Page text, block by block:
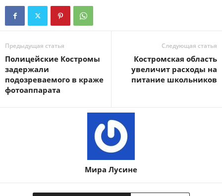
Предыдущая статья
Полицейские Костромы
задержали
подозреваемого в краже
фотоаппарата
Следующая статья
Костромская область
увеличит расходы на
питание школьников
Мира Лусине